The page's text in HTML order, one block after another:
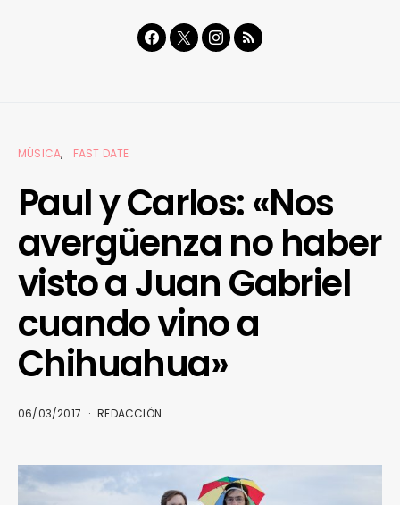
MÚSICA FAST DATE
Paul y Carlos: «Nos
avergüenza no haber
visto a Juan Gabriel
cuando vino a
Chihuahua»
06/03/2017 REDACCIÓN